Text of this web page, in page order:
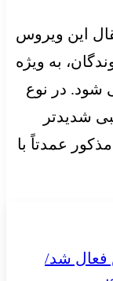
این ویروس
به ویژه
شود. در نوع
شدیدتر
عمدتاً با